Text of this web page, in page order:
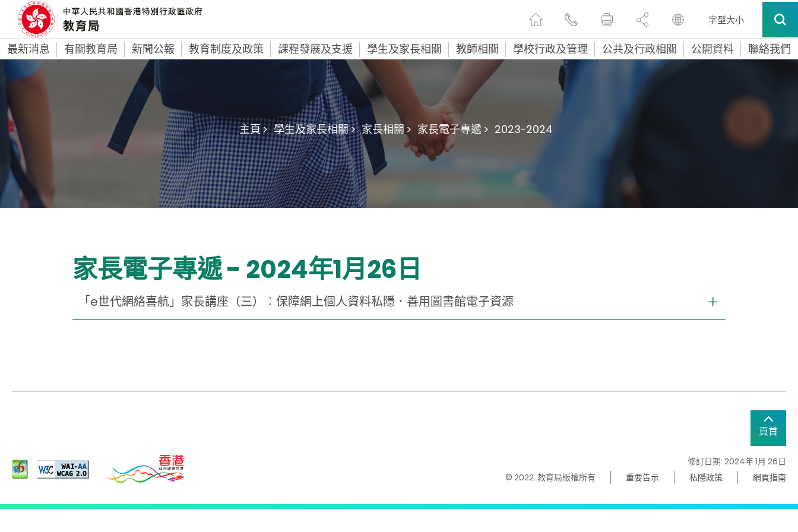
字型大小
最新消息 有關教育局 新聞公報 教育制度及政策 課程發展及支援 學生及家長相關 教師相關 學校行政及管理 公共及行政相關 公開資料 聯絡我們
主頁 > 學生及家長相關 > 家長相關 > 家長電子專遞 > 2023-2024
家長電子專遞 - 2024年1月26日
「e世代網絡喜航」家長講座（三）︰保障網上個人資料私隱．善用圖書館電子資源
頁首
修訂日期: 2024年 1月 26日
© 2022. 教育局版權所有
重要告示 私隱政策 網頁指南